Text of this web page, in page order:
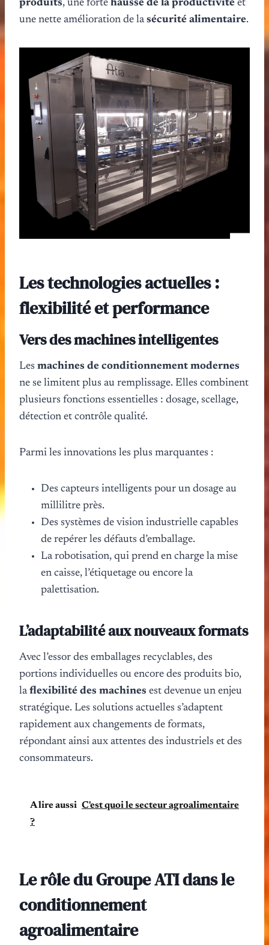
produits, une forte hausse de la productivité et
une nette amélioration de lasécurité alimentaire.
Les technologies actuelles :
flexibilité et performance
Vers des machines intelligentes
Les machines de conditionnement modernes
ne se limitent plus au remplissage. Elles combinent
plusieurs fonctions essentielles : dosage, scellage,
détection et contrôle qualité.
Parmi les innovations les plus marquantes :
Des capteurs intelligents pour un dosage au
millilitre près.
Des systèmes de vision industrielle capables
de repérer les défauts d’emballage.
La robotisation, qui prend en charge la mise
en caisse, l’étiquetage ou encore la
palettisation.
L’adaptabilité aux nouveaux formats
Avec l’essor des emballages recyclables, des
portions individuelles ou encore des produits bio,
laflexibilité des machines est devenue un enjeu
stratégique. Les solutions actuelles s’adaptent
rapidement aux changements de formats,
répondant ainsi aux attentes des industriels et des
consommateurs.
A lire aussi C'est quoi le secteur agroalimentaire
?
Le rôle du Groupe ATI dans le
conditionnement
agroalimentaire